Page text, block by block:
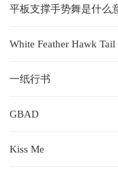
平板支撑手势舞是什么
White Feather Hawk
一纸行书
GBAD
Kiss Me